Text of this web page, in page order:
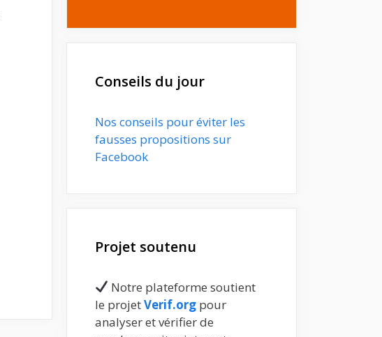
Conseils du jour
Nos conseils pour éviter les
fausses propositions sur
Facebook
Projet soutenu
Notre plateforme soutient
le projetVerif.org pour
analyser et vérifier de